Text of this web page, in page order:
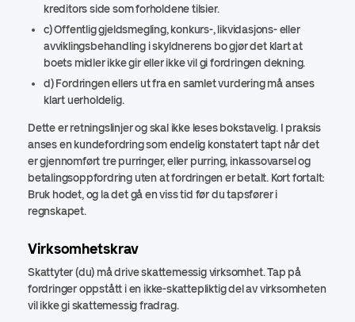
kreditors side som forholdene tilsier.
c) Offentlig gjeldsmegling, konkurs-, likvidasjons- eller
avviklingsbehandling i skyldnerens bo gjør det klart at
boets midler ikke gir eller ikke vil gi fordringen dekning.
d) Fordringen ellers ut fra en samlet vurdering må anses
klart uerholdelig.
Dette er retningslinjer og skal ikke leses bokstavelig. I praksis
anses en kundefordring som endelig konstatert tapt når det
er gjennomført tre purringer, eller purring, inkassovarsel og
betalingsoppfordring uten at fordringen er betalt. Kort fortalt:
Bruk hodet, og la det gå en viss tid før du tapsfører i
regnskapet.
Virksomhetskrav
Skattyter (du) må drive skattemessig virksomhet. Tap på
fordringer oppstått i en ikke-skattepliktig del av virksomheten
vil ikke gi skattemessig fradrag.